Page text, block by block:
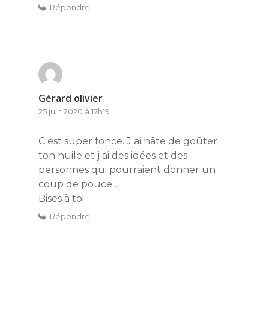
Répondre
Gérard olivier
25 juin 2020 à 17h19
C est super fonce. J ai hâte de goûter
ton huile et j ai des idées et des
personnes qui pourraient donner un
coup de pouce .
Bises à toi
Répondre